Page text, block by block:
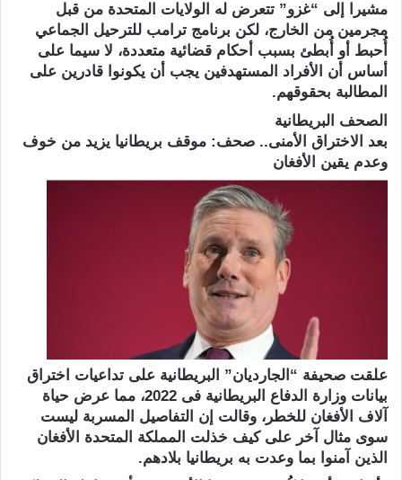
مشيرا إلى “غزو” تتعرض له الولايات المتحدة من قبل
مجرمين من الخارج، لكن برنامج ترامب للترحيل الجماعي
أُحبط أو أُبطئ بسبب أحكام قضائية متعددة، لا سيما على
أساس أن الأفراد المستهدفين يجب أن يكونوا قادرين على
المطالبة بحقوقهم.
الصحف البريطانية
بعد الاختراق الأمنى.. صحف: موقف بريطانيا يزيد من خوف
وعدم يقين الأفغان
علقت صحيفة “الجارديان” البريطانية على تداعيات اختراق
بيانات وزارة الدفاع البريطانية فى 2022، مما عرض حياة
آلاف الأفغان للخطر، وقالت إن التفاصيل المسربة ليست
سوى مثال آخر على كيف خذلت المملكة المتحدة الأفغان
الذين آمنوا بما وعدت به بريطانيا بلادهم.